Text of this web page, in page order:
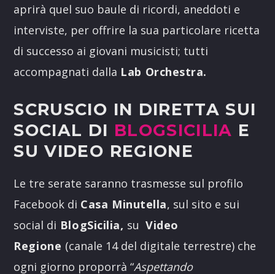
aprirà quel suo baule di ricordi, aneddoti e
interviste, per offrire la sua particolare ricetta
di successo ai giovani musicisti; tutti
accompagnati dalla Lab Orchestra.
SCRUSCIO IN DIRETTA SUI
SOCIAL DI BLOGSICILIA E
SU VIDEO REGIONE
Le tre serate saranno trasmesse sul profilo
Facebook di Casa Minutella, sul sito e sui
social di BlogSicilia, su Video
Regione (canale 14 del digitale terrestre) che
ogni giorno proporrà “Aspettando